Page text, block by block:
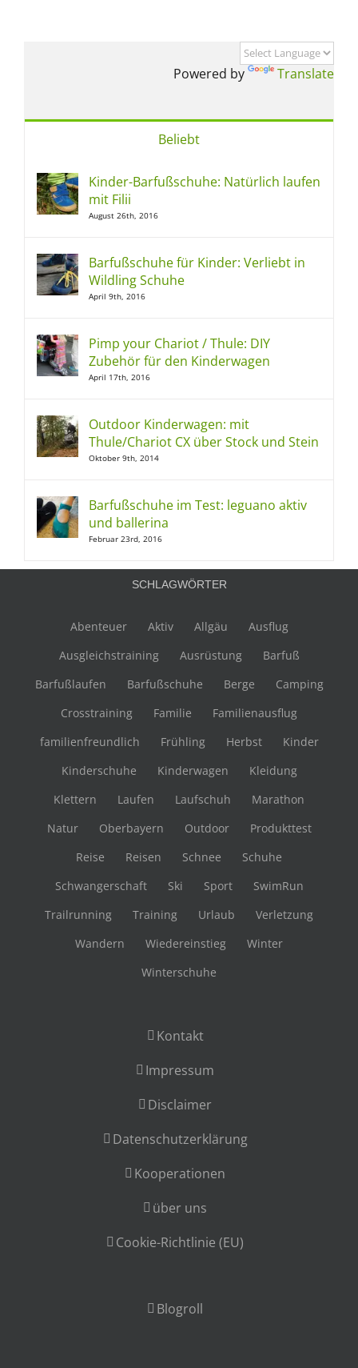
Powered by Translate
Beliebt
Kinder-Barfußschuhe: Natürlich laufen
mit Filii
August 26th, 2016
Barfußschuhe für Kinder: Verliebt in
Wildling Schuhe
April 9th, 2016
Pimp your Chariot / Thule: DIY
Zubehör für den Kinderwagen
April 17th, 2016
Outdoor Kinderwagen: mit
Thule/Chariot CX über Stock und Stein
Oktober 9th, 2014
Barfußschuhe im Test: leguano aktiv
und ballerina
Februar 23rd, 2016
SCHLAGWÖRTER
Abenteuer Aktiv Allgäu
Ausflug
Ausgleichstraining
Ausrüstung
Barfuß
Barfußlaufen
Barfußschuhe Berge
Camping
Crosstraining
Familie
Familienausflug
familienfreundlich
Frühling Herbst
Kinder
Kinderschuhe
Kinderwagen
Kleidung
Klettern
Laufen Laufschuh
Marathon
Natur
Oberbayern Outdoor
Produkttest
Reise
Reisen Schnee
Schuhe
Schwangerschaft
Ski Sport
SwimRun
Trailrunning
Training Urlaub
Verletzung
Wandern
Wiedereinstieg
Winter
Winterschuhe
Kontakt
Impressum
Disclaimer
Datenschutzerklärung
Kooperationen
über uns
Cookie-Richtlinie (EU)
Blogroll